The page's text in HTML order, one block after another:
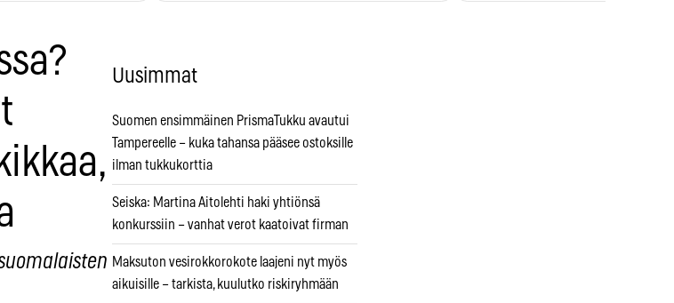
Uusimmat
Suomen ensimmäinen PrismaTukku avautui
Tampereelle – kuka tahansa pääsee ostoksille
ilman tukkukorttia
Seiska: Martina Aitolehti haki yhtiönsä
konkurssiin – vanhat verot kaatoivat firman
Maksuton vesirokkorokote laajeni nyt myös
aikuisille – tarkista, kuulutko riskiryhmään